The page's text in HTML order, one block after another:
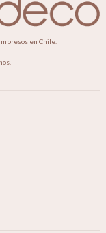
en Chile.